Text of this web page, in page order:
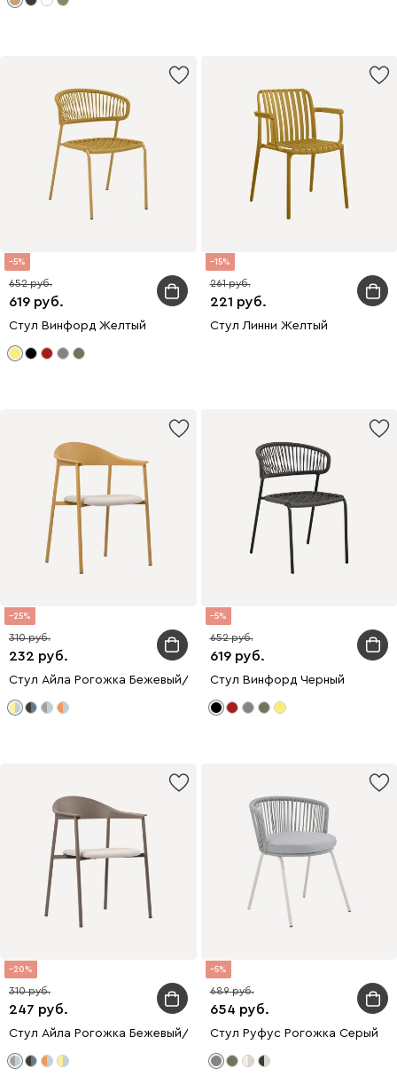
5
619
652
Стул Винфорд Желтый
15
221
261
Стул Линни Желтый
25
232
310
Стул Айла Рогожка Бежевый/Желтый
5
619
652
Стул Винфорд Черный
20
247
310
Стул Айла Рогожка Бежевый/Латте
5
654
689
Стул Руфус Рогожка Серый